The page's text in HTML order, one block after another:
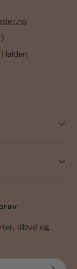
tilbud og